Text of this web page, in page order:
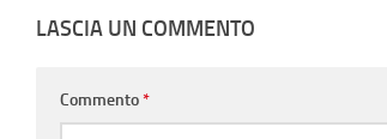
LASCIA UN COMMENTO
Commento*